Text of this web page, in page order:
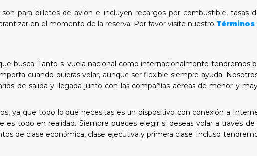
para billetes de avión e incluyen recargos por combustible, tasas
en el momento de la reserva. Por favor visite nuestro
busca. Tanto si vuela nacional como internacionalmente tendremos
cuando quieras volar, aunque ser flexible siempre ayuda.
de salida y llegada junto con las compañías aéreas de menor y
ya que todo lo que necesitas es un dispositivo con conexión a
todo en realidad. Siempre puedes elegir si deseas volar a través
de clase económica, clase ejecutiva y primera clase. Incluso